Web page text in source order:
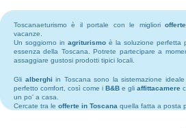
Toscanaeturismo è il portale con le migliori
vacanze.
Un soggiorno in agriturismo è la soluzione perfetta
essenza della Toscana. Potrete partecipare a
assaggiare gustosi prodotti tipici locali.
Gli alberghi in Toscana sono la sistemazione
perfetto comfort, così come i B&B e gli affittacamere
un po' a casa.
Cercate tra le offerte in Toscana quella fatta a posta